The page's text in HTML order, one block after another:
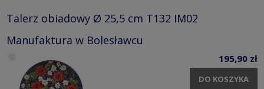
Talerz obiadowy Ø 25,5 cm T132 IM02
Manufaktura w Bolesławcu
195,90 zł
DO KOSZYKA